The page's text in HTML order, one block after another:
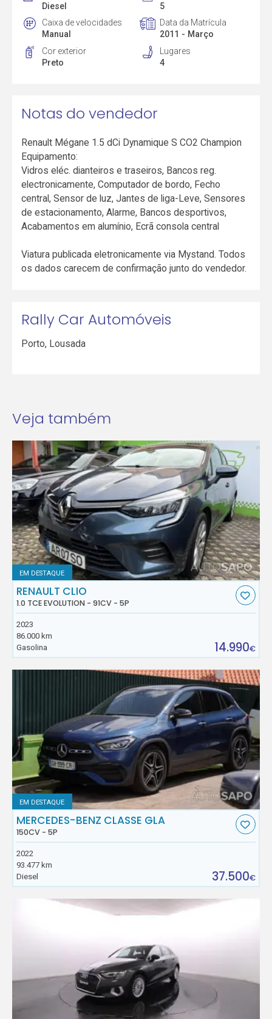
Diesel
5
Caixa de velocidades
Manual
Data da Matrícula
2011 - Março
Cor exterior
Preto
Lugares
4
Notas do vendedor
Renault Mégane 1.5 dCi Dynamique S CO2 Champion
Equipamento:
Vidros eléc. dianteiros e traseiros, Bancos reg.
electronicamente, Computador de bordo, Fecho
central, Sensor de luz, Jantes de liga-Leve, Sensores
de estacionamento, Alarme, Bancos desportivos,
Acabamentos em alumínio, Ecrã consola central
Viatura publicada eletronicamente via Mystand. Todos
os dados carecem de confirmação junto do vendedor.
Rally Car Automóveis
Porto, Lousada
Veja também
EM DESTAQUE
RENAULT CLIO
1.0 TCE EVOLUTION - 91CV - 5P
2023
86.000 km
Gasolina
14.990€
EM DESTAQUE
MERCEDES-BENZ CLASSE GLA
150CV - 5P
2022
93.477 km
Diesel
37.500€